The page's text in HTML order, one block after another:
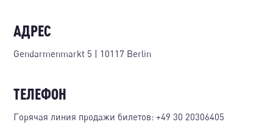
АДРЕС
Gendarmenmarkt 5 | 10117 Berlin
ТЕЛЕФОН
Горячая линия продажи билетов: +49 30 20306405